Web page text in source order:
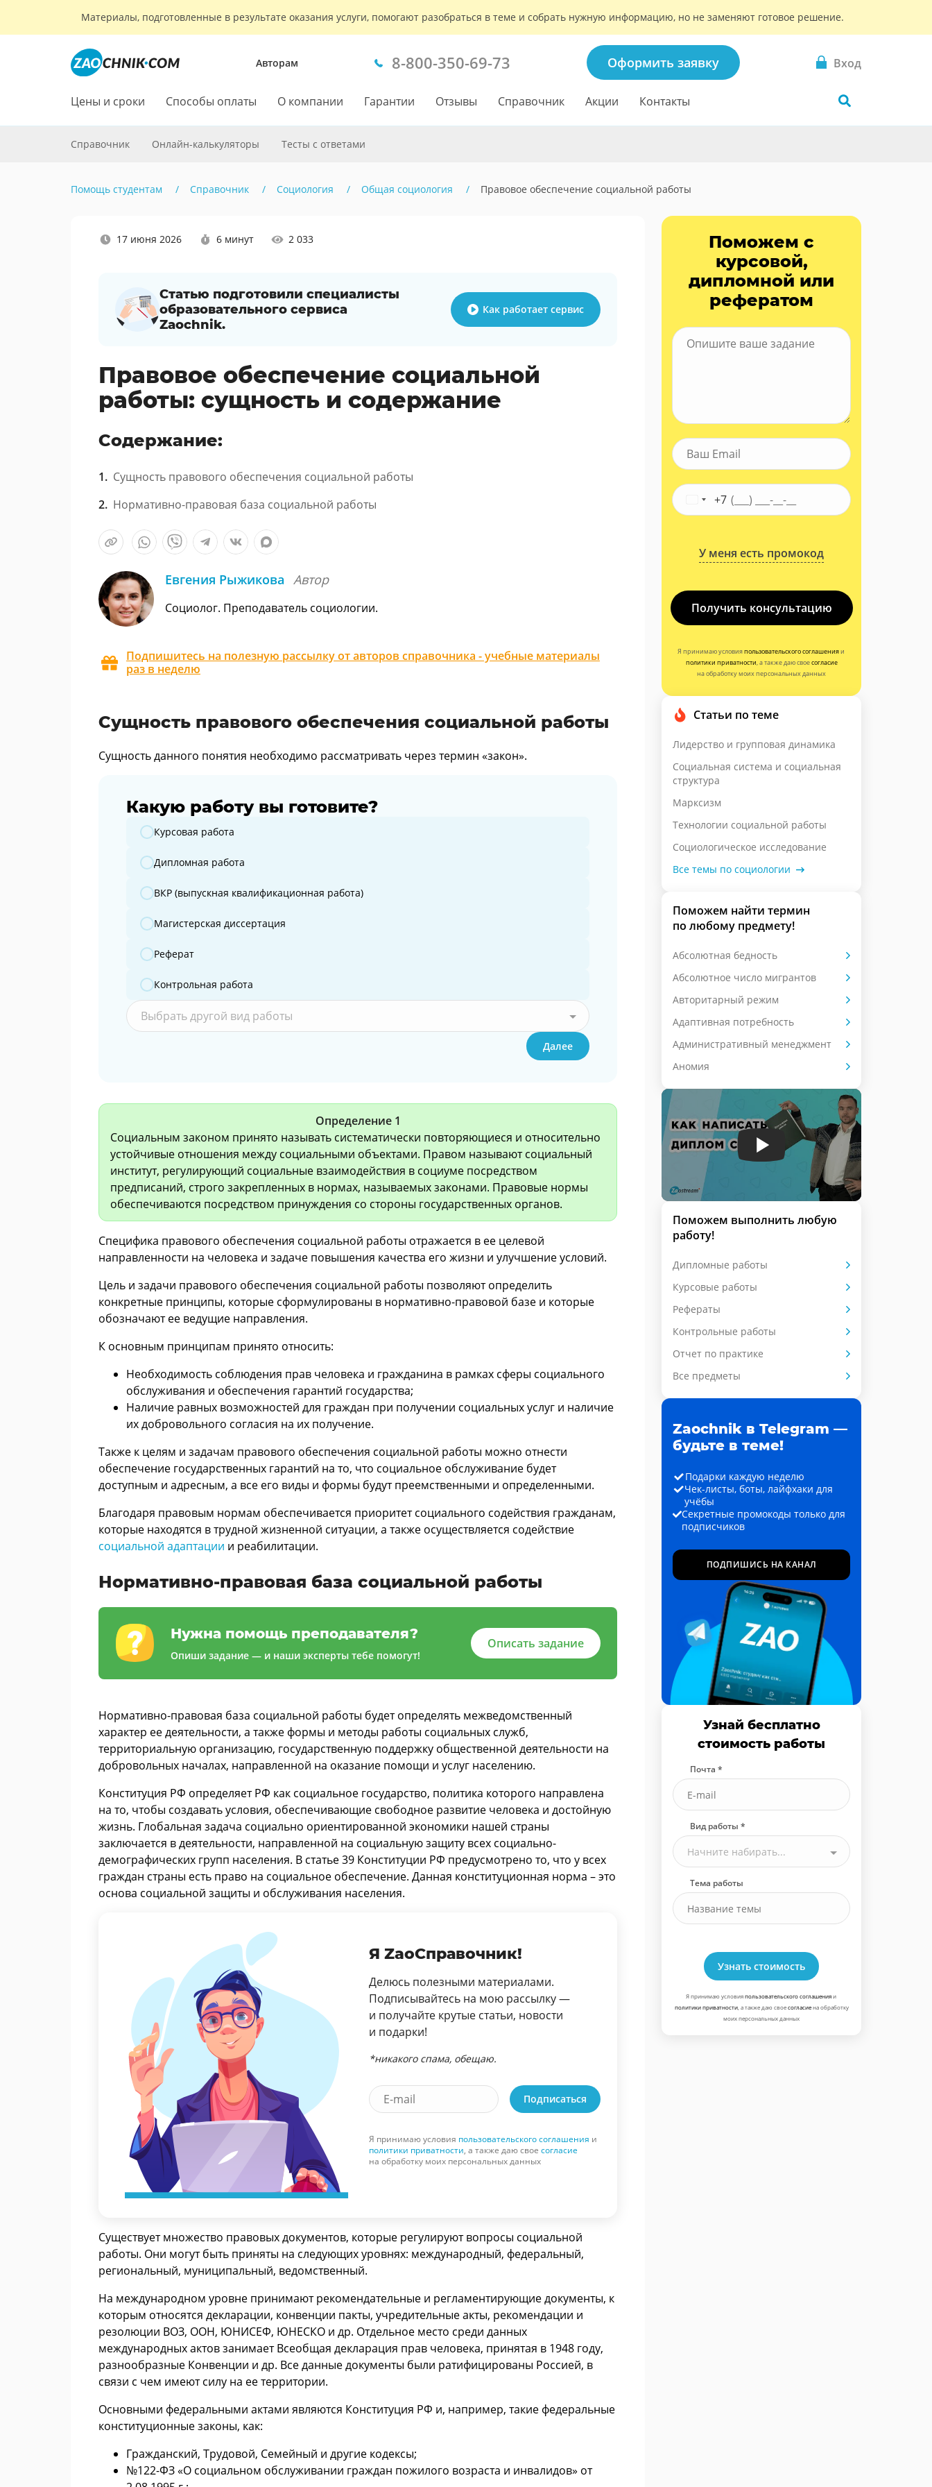
Материалы, подготовленные в результате оказания услуги, помогают разобраться в теме и собрать нужную информацию, но не заменяют готовое решение.
Авторам 8-800-350-69-73 Оформить заявку Вход
Цены и сроки Способы оплаты О компании Гарантии Отзывы Справочник Акции Контакты
Справочник Онлайн-калькуляторы Тесты с ответами
Помощь студентам Справочник Социология Общая социология Правовое обеспечение социальной работы
17 июня 2026 6 минут 2 033
Статью подготовили специалисты
образовательного сервиса
Zaochnik.
Как работает сервис
Правовое обеспечение социальной
работы: сущность и содержание
Содержание:
Сущность правового обеспечения социальной работы
Нормативно-правовая база социальной работы
Евгения Рыжикова Автор
Социолог. Преподаватель социологии.
Подпишитесь на полезную рассылку от авторов справочника - учебные материалы
раз в неделю
Сущность правового обеспечения социальной работы
Сущность данного понятия необходимо рассматривать через термин «закон».
Какую работу вы готовите?
Какую работу вы готовите?
Курсовая работа
Дипломная работа
ВКР (выпускная квалификационная работа)
Магистерская диссертация
Реферат
Контрольная работа
Выбрать другой вид работы
Далее
Определение 1
Социальным законом принято называть систематически повторяющиеся и относительно
устойчивые отношения между социальными объектами. Правом называют социальный
институт, регулирующий социальные взаимодействия в социуме посредством
предписаний, строго закрепленных в нормах, называемых законами. Правовые нормы
обеспечиваются посредством принуждения со стороны государственных органов.
Специфика правового обеспечения социальной работы отражается в ее целевой
направленности на человека и задаче повышения качества его жизни и улучшение условий.
Цель и задачи правового обеспечения социальной работы позволяют определить
конкретные принципы, которые сформулированы в нормативно-правовой базе и которые
обозначают ее ведущие направления.
К основным принципам принято относить:
Необходимость соблюдения прав человека и гражданина в рамках сферы социального
обслуживания и обеспечения гарантий государства;
Наличие равных возможностей для граждан при получении социальных услуг и наличие
их добровольного согласия на их получение.
Также к целям и задачам правового обеспечения социальной работы можно отнести
обеспечение государственных гарантий на то, что социальное обслуживание будет
доступным и адресным, а все его виды и формы будут преемственными и определенными.
Благодаря правовым нормам обеспечивается приоритет социального содействия гражданам,
которые находятся в трудной жизненной ситуации, а также осуществляется содействие
социальной адаптации и реабилитации.
Нормативно-правовая база социальной работы
Нужна помощь преподавателя?
Опиши задание — и наши эксперты тебе помогут!
Описать задание
Нормативно-правовая база социальной работы будет определять межведомственный
характер ее деятельности, а также формы и методы работы социальных служб,
территориальную организацию, государственную поддержку общественной деятельности на
добровольных началах, направленной на оказание помощи и услуг населению.
Конституция РФ определяет РФ как социальное государство, политика которого направлена
на то, чтобы создавать условия, обеспечивающие свободное развитие человека и достойную
жизнь. Глобальная задача социально ориентированной экономики нашей страны
заключается в деятельности, направленной на социальную защиту всех социально-
демографических групп населения. В статье 39 Конституции РФ предусмотрено то, что у всех
граждан страны есть право на социальное обеспечение. Данная конституционная норма – это
основа социальной защиты и обслуживания населения.
Я ZaoСправочник!
Делюсь полезными материалами.
Подписывайтесь на мою рассылку —
и получайте крутые статьи, новости
и подарки!
*никакого спама, обещаю.
Подписаться
Я принимаю условия пользовательского соглашения и
политики приватности, а также даю свое согласие
на обработку моих персональных данных
Существует множество правовых документов, которые регулируют вопросы социальной
работы. Они могут быть приняты на следующих уровнях: международный, федеральный,
региональный, муниципальный, ведомственный.
На международном уровне принимают рекомендательные и регламентирующие документы, к
которым относятся декларации, конвенции пакты, учредительные акты, рекомендации и
резолюции ВОЗ, ООН, ЮНИСЕФ, ЮНЕСКО и др. Отдельное место среди данных
международных актов занимает Всеобщая декларация прав человека, принятая в 1948 году,
разнообразные Конвенции и др. Все данные документы были ратифицированы Россией, в
связи с чем имеют силу на ее территории.
Основными федеральными актами являются Конституция РФ и, например, такие федеральные
конституционные законы, как:
Гражданский, Трудовой, Семейный и другие кодексы;
№122-ФЗ «О социальном обслуживании граждан пожилого возраста и инвалидов» от
Поможем с
курсовой,
дипломной или
рефератом
+7
У меня есть промокод
Получить консультацию
Я принимаю условияпользовательского соглашенияи
политики приватности, а также даю своесогласие
на обработку моих персональных данных
Статьи по теме
Лидерство и групповая динамика
Социальная система и социальная
структура
Марксизм
Технологии социальной работы
Социологическое исследование
Все темы по социологии
Поможем найти термин
по любому предмету!
Абсолютная бедность
Абсолютное число мигрантов
Авторитарный режим
Адаптивная потребность
Административный менеджмент
Аномия
Поможем выполнить любую
работу!
Дипломные работы
Курсовые работы
Рефераты
Контрольные работы
Отчет по практике
Все предметы
Zaochnik в Telegram —
будьте в теме!
Подарки каждую неделю
Чек-листы, боты, лайфхаки для
учёбы
Секретные промокоды только для
подписчиков
ПОДПИШИСЬ НА КАНАЛ
Узнай бесплатно
стоимость работы
Почта *
Вид работы *
Начните набирать...
Тема работы
Узнать стоимость
Я принимаю условияпользовательского соглашенияи
политики приватности, а также даю своесогласиена обработку
моих персональных данных